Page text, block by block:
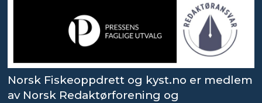
Norsk Fiskeoppdrett og kyst.no er medlem
av Norsk Redaktørforening og